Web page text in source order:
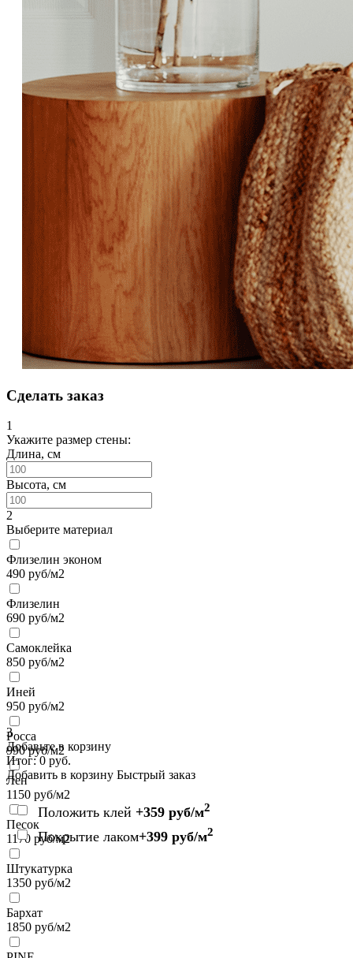
Сделать заказ
1
Укажите размер стены:
Длина, см
Высота, см
2
Выберите материал
Флизелин эконом
490 руб/м2
Флизелин
690 руб/м2
Самоклейка
850 руб/м2
Иней
950 руб/м2
Росса
990руб/м2
Лен
1150 руб/м2
Песок
1170 руб/м2
Штукатурка
1350 руб/м2
Бархат
1850 руб/м2
3
Добавьте в корзину
Итог:0 руб.
Добавить в корзину Быстрый заказ
Положить клей +359 руб/м2
Покрытие лаком+399 руб/м2